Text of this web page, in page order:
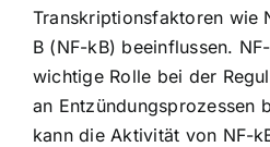
Transkriptionsfaktoren wie
B (NF-kB) beeinflussen.
wichtige Rolle bei der
an Entzündungsprozessen
kann die Aktivität von NF-